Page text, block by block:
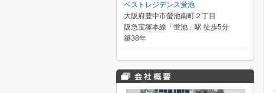
ベストレジデンス蛍池
大阪府豊中市螢池南町２丁目
阪急宝塚本線「蛍池」駅 徒歩5分
築38年